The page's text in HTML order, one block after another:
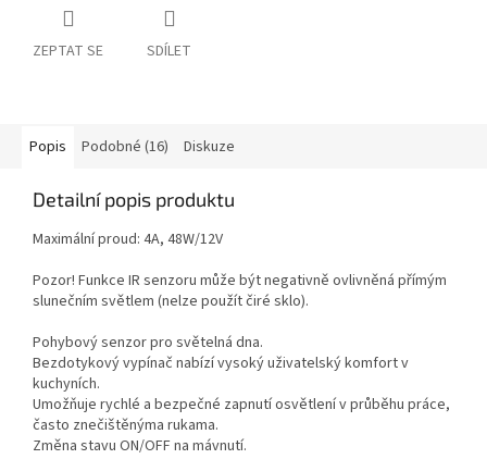
ZEPTAT SE SDÍLET
Popis Podobné (16) Diskuze
Detailní popis produktu
Maximální proud: 4A, 48W/12V
Pozor! Funkce IR senzoru může být negativně ovlivněná přímým
slunečním světlem (nelze použít čiré sklo).
Pohybový senzor pro světelná dna.
Bezdotykový vypínač nabízí vysoký uživatelský komfort v
kuchyních.
Umožňuje rychlé a bezpečné zapnutí osvětlení v průběhu práce,
často znečištěnýma rukama.
Změna stavu ON/OFF na mávnutí.